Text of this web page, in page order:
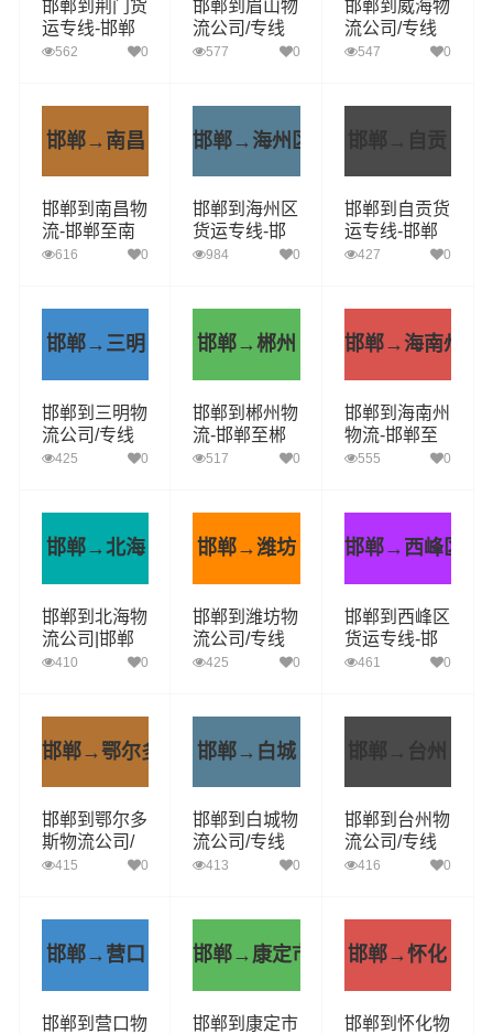
邯郸到荆门货
运专线-邯郸
至荆门货运长
562 0
邯郸到眉山物
流公司/专线
实时反馈/全
577 0
邯郸到威海物
流公司/专线
实时反馈/全
547 0
邯郸→南昌
邯郸到南昌物
流-邯郸至南
昌货运提供快
616 0
邯郸→海州区
邯郸到海州区
货运专线-邯
郸至海州区货
984 0
邯郸→自贡
邯郸到自贡货
运专线-邯郸
至自贡货运长
427 0
邯郸→三明
邯郸到三明物
流公司/专线
实时反馈/全
425 0
邯郸→郴州
邯郸到郴州物
流-邯郸至郴
州货运提供快
517 0
邯郸→海南州
邯郸到海南州
物流-邯郸至
海南州货运提
555 0
邯郸→北海
邯郸到北海物
流公司|邯郸
物流至北海|
410 0
邯郸→潍坊
邯郸到潍坊物
流公司/专线
实时反馈/全
425 0
邯郸→西峰区
邯郸到西峰区
货运专线-邯
郸至西峰区货
461 0
邯郸→鄂尔多斯
邯郸到鄂尔多
斯物流公司/
专线 实时反
415 0
邯郸→白城
邯郸到白城物
流公司/专线
实时反馈/全
413 0
邯郸→台州
邯郸到台州物
流公司/专线
实时反馈/全
416 0
邯郸→营口
邯郸到营口物
邯郸→康定市
邯郸到康定市
邯郸→怀化
邯郸到怀化物